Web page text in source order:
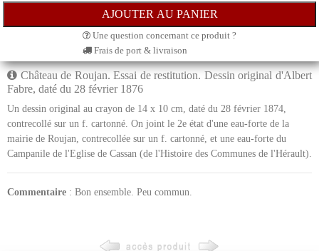
Une question concernant ce produit ?
Frais de port & livraison
Château de Roujan. Essai de restitution. Dessin original d'Albert
Fabre, daté du 28 février 1876
Un dessin original au crayon de 14 x 10 cm, daté du 28 février 1874,
contrecollé sur un f. cartonné. On joint le 2e état d'une eau-forte de la
mairie de Roujan, contrecollée sur un f. cartonné, et une eau-forte du
Campanile de l'Eglise de Cassan (de l'Histoire des Communes de l'Hérault).
Commentaire : Bon ensemble. Peu commun.